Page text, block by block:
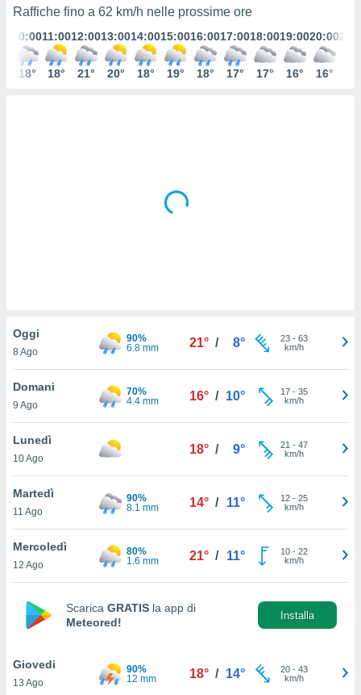
è
al sito
di
ci
di
il
un
la
nella
ACCETTA
Raffiche fino a 62 km/h nelle prossime ore
10:00
18°
11:00
18°
12:00
21°
13:00
20°
14:00
18°
15:00
19°
16:00
18°
17:00
17°
18:00
17°
19:00
16°
20:00
16°
Oggi
8 Ago
90%
6.8 mm
21° / 8° 23- 63
km/h
Domani
9 Ago
70%
4.4 mm
16° / 10° 17- 35
km/h
Lunedì
10 Ago
18° / 9° 21 - 47
km/h
Martedì
11 Ago
90%
8.1 mm
14° / 11° 12- 25
km/h
Mercoledì
12 Ago
80%
1.6 mm
21° / 11° 10- 22
km/h
Scarica GRATIS la app di
Meteored!
Installa
Giovedi
13 Ago
90%
12 mm
18° / 14° 20- 43
km/h